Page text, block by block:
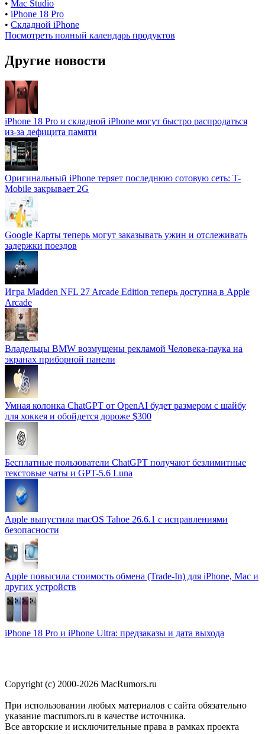
• Mac Studio
• iPhone 18 Pro
• Складной iPhone
Посмотреть полный календарь продуктов
Другие новости
iPhone 18 Pro и складной iPhone могут быстро распродаться
из-за дефицита памяти
Оригинальный iPhone теряет последнюю сотовую сеть: T-
Mobile закрывает 2G
Google Карты теперь могут заказывать ужин и отслеживать
задержки поездов
Игра Madden NFL 27 Arcade Edition теперь доступна в Apple
Arcade
Владельцы BMW возмущены рекламой Человека-паука на
экранах приборной панели
Умная колонка ChatGPT от OpenAI будет размером с шайбу
для хоккея и обойдется дороже $300
Бесплатные пользователи ChatGPT получают безлимитные
текстовые чаты и GPT-5.6 Luna
Apple выпустила macOS Tahoe 26.6.1 с исправлениями
безопасности
Apple повысила стоимость обмена (Trade-In) для iPhone, Mac и
других устройств
iPhone 18 Pro и iPhone Ultra: предзаказы и дата выхода
Copyright (c) 2000-2026 MacRumors.ru
При использовании любых материалов с сайта обязательно
указание macrumors.ru в качестве источника.
Все авторские и исключительные права в рамках проекта